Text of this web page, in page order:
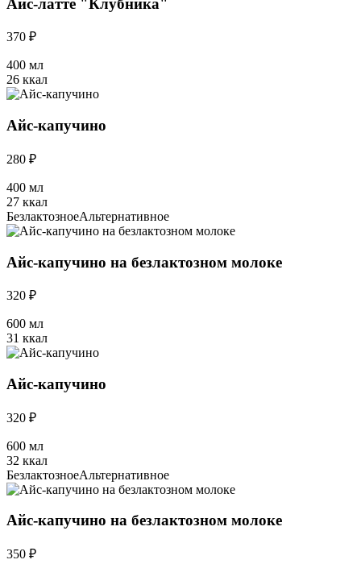
Айс-латте "Клубника"
370 ₽
400 мл
26 ккал
Айс-капучино
280 ₽
400 мл
27 ккал
БезлактозноеАльтернативное
Айс-капучино на безлактозном молоке
320 ₽
600 мл
31 ккал
Айс-капучино
320 ₽
600 мл
32 ккал
БезлактозноеАльтернативное
Айс-капучино на безлактозном молоке
350 ₽